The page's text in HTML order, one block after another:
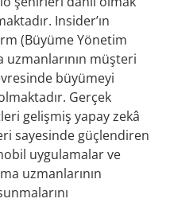
Insider’ın
(Büyüme Yönetim
müşteri
büyümeyi
Gerçek
gelişmiş yapay zekâ
sayesinde güçlendiren
uygulamalar ve
uzmanlarının